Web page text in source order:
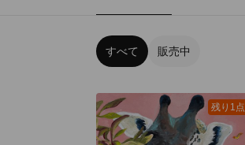
すべて 販売中
残り1点